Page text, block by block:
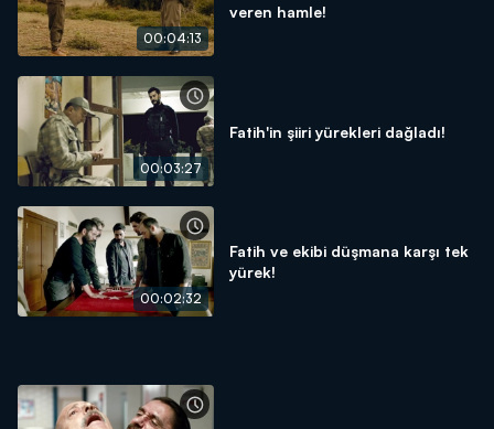
00:04:13
veren hamle!
00:03:27
Fatih'in şiiri yürekleri dağladı!
00:02:32
Fatih ve ekibi düşmana karşı tek
yürek!